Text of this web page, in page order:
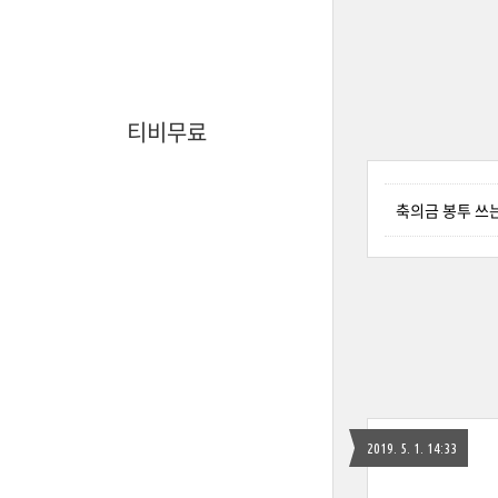
티비무료
축의금 봉투 쓰
2019. 5. 1. 14:33